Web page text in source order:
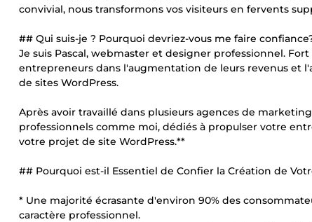
convivial, nous transformons vos visiteurs en fervents
## Qui suis-je ? Pourquoi devriez-vous me faire
Je suis Pascal, webmaster et designer professionnel.
entrepreneurs dans l'augmentation de leurs revenus et
de sites WordPress.
Après avoir travaillé dans plusieurs agences de
professionnels comme moi, dédiés à propulser votre
votre projet de site WordPress.**
## Pourquoi est-il Essentiel de Confier la Création de
* Une majorité écrasante d'environ 90% des
caractère professionnel.